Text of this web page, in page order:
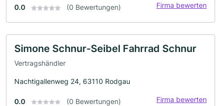
0.0 (0 Bewertungen) Firma bewerten
Simone Schnur-Seibel Fahrrad Schnur
Vertragshändler
Nachtigallenweg 24, 63110 Rodgau
0.0 (0 Bewertungen) Firma bewerten